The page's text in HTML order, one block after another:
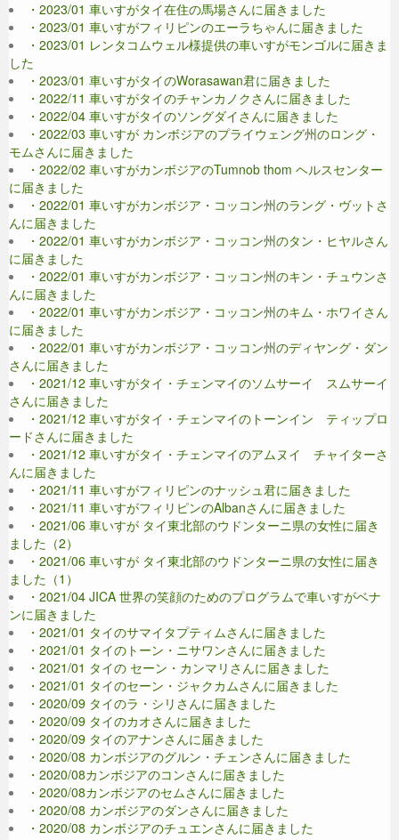
・2023/01 車いすがタイ在住の馬場さんに届きました
・2023/01 車いすがフィリピンのエーラちゃんに届きました
・2023/01 レンタコムウェル様提供の車いすがモンゴルに届きま
した
・2023/01 車いすがタイのWorasawan君に届きました
・2022/11 車いすがタイのチャンカノクさんに届きました
・2022/04 車いすがタイのソングダイさんに届きました
・2022/03 車いすが カンボジアのプライウェング州のロング・
モムさんに届きました
・2022/02 車いすがカンボジアのTumnob thom ヘルスセンター
に届きました
・2022/01 車いすがカンボジア・コッコン州のラング・ヴットさ
んに届きました
・2022/01 車いすがカンボジア・コッコン州のタン・ヒヤルさん
に届きました
・2022/01 車いすがカンボジア・コッコン州のキン・チュウンさ
んに届きました
・2022/01 車いすがカンボジア・コッコン州のキム・ホワイさん
に届きました
・2022/01 車いすがカンボジア・コッコン州のディヤング・ダン
さんに届きました
・2021/12 車いすがタイ・チェンマイのソムサーイ スムサーイ
さんに届きました
・2021/12 車いすがタイ・チェンマイのトーンイン ティップロ
ードさんに届きました
・2021/12 車いすがタイ・チェンマイのアムヌイ チャイターさ
んに届きました
・2021/11 車いすがフィリピンのナッシュ君に届きました
・2021/11 車いすがフィリピンのAlbanさんに届きました
・2021/06 車いすが タイ東北部のウドンターニ県の女性に届き
ました（2）
・2021/06 車いすが タイ東北部のウドンターニ県の女性に届き
ました（1）
・2021/04 JICA 世界の笑顔のためのプログラムで車いすがベナ
ンに届きました
・2021/01 タイのサマイタプティムさんに届きました
・2021/01 タイのトーン・ニサワンさんに届きました
・2021/01 タイの セーン・カンマリさんに届きました
・2021/01 タイのセーン・ジャクカムさんに届きました
・2020/09 タイのラ・シリさんに届きました
・2020/09 タイのカオさんに届きました
・2020/09 タイのアナンさんに届きました
・2020/08 カンボジアのグルン・チェンさんに届きました
・2020/08カンボジアのコンさんに届きました
・2020/08カンボジアのセムさんに届きました
・2020/08 カンボジアのダンさんに届きました
・2020/08 カンボジアのチュエンさんに届きました